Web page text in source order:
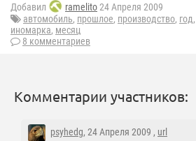
Добавил ramelito24 Апреля 2009
автомобиль, прошлое, производство, год,
иномарка, месяц
8 комментариев
Комментарии участников:
psyhedg, 24 Апреля 2009 , url